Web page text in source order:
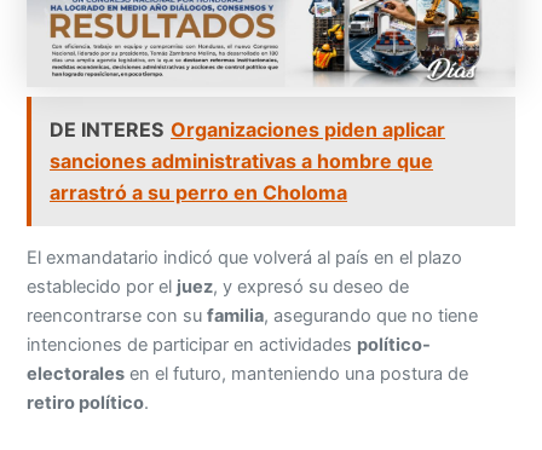
DE INTERES Organizaciones piden aplicar
sanciones administrativas a hombre que
arrastró a su perro en Choloma
El exmandatario indicó que volverá al país en el plazo
establecido por el juez, y expresó su deseo de
reencontrarse con sufamilia, asegurando que no tiene
intenciones de participar en actividades político-
electorales en el futuro, manteniendo una postura de
retiro político.